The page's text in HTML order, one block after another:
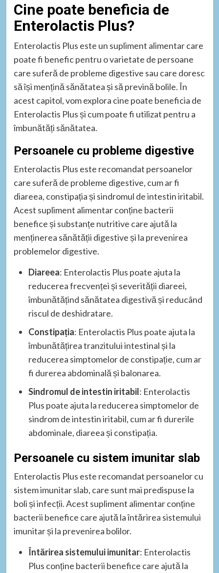
Cine poate beneficia de
Enterolactis Plus?
Enterolactis Plus este un supliment alimentar care
poate fi benefic pentru o varietate de persoane
care suferă de probleme digestive sau care doresc
să își mențină sănătatea și să prevină bolile. În
acest capitol, vom explora cine poate beneficia de
Enterolactis Plus și cum poate fi utilizat pentru a
îmbunătăți sănătatea.
Persoanele cu probleme digestive
Enterolactis Plus este recomandat persoanelor
care suferă de probleme digestive, cum ar fi
diareea, constipația și sindromul de intestin iritabil.
Acest supliment alimentar conține bacterii
benefice și substanțe nutritive care ajută la
menținerea sănătății digestive și la prevenirea
problemelor digestive.
Diareea: Enterolactis Plus poate ajuta la
reducerea frecvenței și severității diareei,
îmbunătățind sănătatea digestivă și reducând
riscul de deshidratare.
Constipația: Enterolactis Plus poate ajuta la
îmbunătățirea tranzitului intestinal și la
reducerea simptomelor de constipație, cum ar
fi durerea abdominală și balonarea.
Sindromul de intestin iritabil: Enterolactis
Plus poate ajuta la reducerea simptomelor de
sindrom de intestin iritabil, cum ar fi durerile
abdominale, diareea și constipația.
Persoanele cu sistem imunitar slab
Enterolactis Plus este recomandat persoanelor cu
sistem imunitar slab, care sunt mai predispuse la
boli și infecții. Acest supliment alimentar conține
bacterii benefice care ajută la întărirea sistemului
imunitar și la prevenirea bolilor.
Întărirea sistemului imunitar: Enterolactis
Plus conține bacterii benefice care ajută la